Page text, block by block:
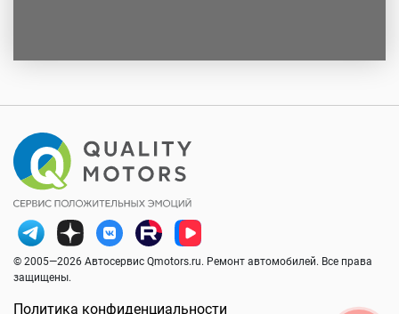
© 2005—2026 Автосервис Qmotors.ru. Ремонт автомобилей. Все права
защищены.
Политика конфиденциальности